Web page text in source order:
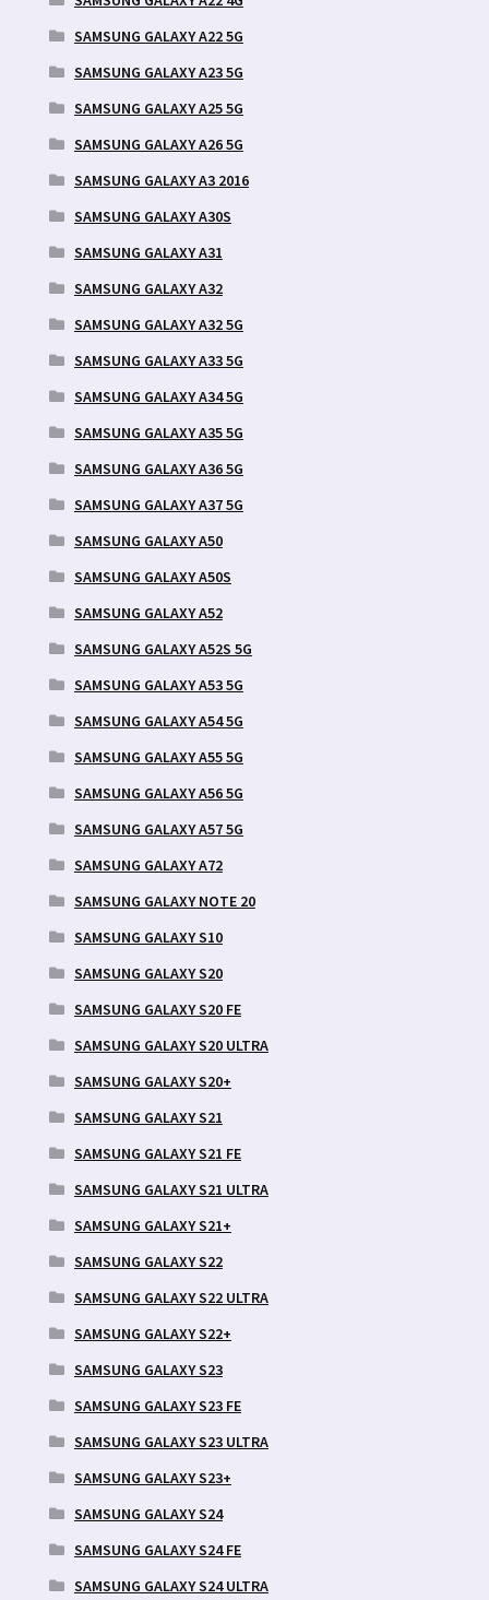
SAMSUNG GALAXY A22 5G
SAMSUNG GALAXY A23 5G
SAMSUNG GALAXY A25 5G
SAMSUNG GALAXY A26 5G
SAMSUNG GALAXY A3 2016
SAMSUNG GALAXY A30S
SAMSUNG GALAXY A31
SAMSUNG GALAXY A32
SAMSUNG GALAXY A32 5G
SAMSUNG GALAXY A33 5G
SAMSUNG GALAXY A34 5G
SAMSUNG GALAXY A35 5G
SAMSUNG GALAXY A36 5G
SAMSUNG GALAXY A37 5G
SAMSUNG GALAXY A50
SAMSUNG GALAXY A50S
SAMSUNG GALAXY A52
SAMSUNG GALAXY A52S 5G
SAMSUNG GALAXY A53 5G
SAMSUNG GALAXY A54 5G
SAMSUNG GALAXY A55 5G
SAMSUNG GALAXY A56 5G
SAMSUNG GALAXY A57 5G
SAMSUNG GALAXY A72
SAMSUNG GALAXY NOTE 20
SAMSUNG GALAXY S10
SAMSUNG GALAXY S20
SAMSUNG GALAXY S20 FE
SAMSUNG GALAXY S20 ULTRA
SAMSUNG GALAXY S20+
SAMSUNG GALAXY S21
SAMSUNG GALAXY S21 FE
SAMSUNG GALAXY S21 ULTRA
SAMSUNG GALAXY S21+
SAMSUNG GALAXY S22
SAMSUNG GALAXY S22 ULTRA
SAMSUNG GALAXY S22+
SAMSUNG GALAXY S23
SAMSUNG GALAXY S23 FE
SAMSUNG GALAXY S23 ULTRA
SAMSUNG GALAXY S23+
SAMSUNG GALAXY S24
SAMSUNG GALAXY S24 FE
SAMSUNG GALAXY S24 ULTRA